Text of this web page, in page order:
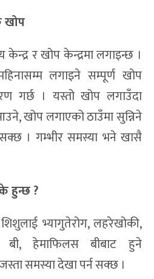
खोप
केन्द्र र खोप केन्द्रमा लगाइन्छ ।
लगाइने सम्पूर्ण खोप
गर्छ । यस्तो खोप लगाउँदा
खोप लगाएको ठाउँमा सुन्निने
। गम्भीर समस्या भने खासै
हुन्छ ?
भ्यागुतेरोग, लहरेखोकी,
बी, हेमाफिलस बीबाट हुने
समस्या देखा पर्न सक्छ ।